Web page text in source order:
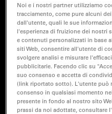
Noi e i nostri partner utilizziamo
tracciamento, come pure alcuni
dall'utente, quali le sue
l'esperienza di fruizione dei nostri
e contenuti personalizzati in base
siti Web, consentire all'utente di
svolgere analisi e misurare
pubblicitarie. Facendo clic su
suo consenso e accetta di
(link riportato sotto). L'utente può
consenso in qualsiasi momento
presente in fondo al nostro sito
prassi da noi adottate, consultare